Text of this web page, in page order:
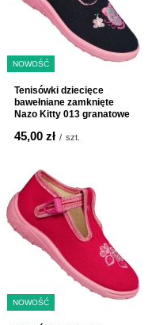
NOWOŚĆ
Tenisówki dziecięce
bawełniane zamknięte
Nazo Kitty 013 granatowe
45,00 zł / szt.
NOWOŚĆ